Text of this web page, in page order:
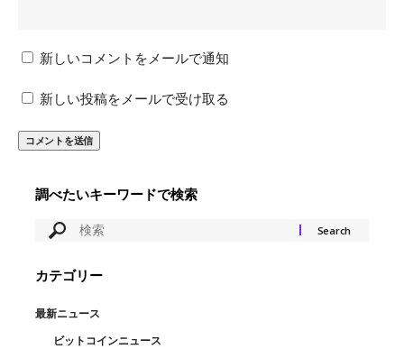
新しいコメントをメールで通知
新しい投稿をメールで受け取る
調べたいキーワードで検索
カテゴリー
最新ニュース
ビットコインニュース